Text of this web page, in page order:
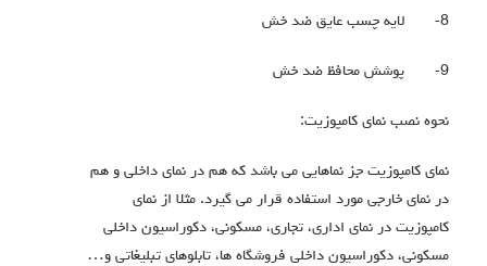
8- لایه چسب عایق ضد خش
9- پوشش محافظ ضد خش
نحوه نصب نمای کامپوزیت:
نمای کامپوزیت جز نماهایی می باشد که هم در نمای داخلی و هم
در نمای خارجی مورد استفاده قرار می گیرد. مثلا از نمای
کامپوزیت در نمای اداری، تجاری، مسکونی، دکوراسیون داخلی
مسکونی، دکوراسیون داخلی فروشگاه ها، تابلوهای تبلیغاتی و…